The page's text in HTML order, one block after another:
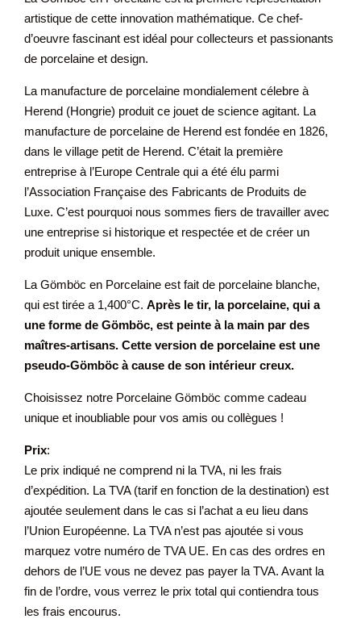
artistique de cette innovation mathématique. Ce chef-
d’oeuvre fascinant est idéal pour collecteurs et passionants
de porcelaine et design.
La manufacture de porcelaine mondialement célebre à
Herend (Hongrie) produit ce jouet de science agitant. La
manufacture de porcelaine de Herend est fondée en 1826,
dans le village petit de Herend. C’était la première
entreprise à l’Europe Centrale qui a été élu parmi
l’Association Française des Fabricants de Produits de
Luxe. C’est pourquoi nous sommes fiers de travailler avec
une entreprise si historique et respectée et de créer un
produit unique ensemble.
La Gömböc en Porcelaine est fait de porcelaine blanche,
qui est tirée a 1,400°C. Après le tir, la porcelaine, qui a
une forme de Gömböc, est peinte à la main par des
maîtres-artisans. Cette version de porcelaine est une
pseudo-Gömböc à cause de son intérieur creux.
Choisissez notre Porcelaine Gömböc comme cadeau
unique et inoubliable pour vos amis ou collègues !
Prix:
Le prix indiqué ne comprend ni la TVA, ni les frais
d’expédition. La TVA (tarif en fonction de la destination) est
ajoutée seulement dans le cas si l’achat a eu lieu dans
l’Union Européenne. La TVA n’est pas ajoutée si vous
marquez votre numéro de TVA UE. En cas des ordres en
dehors de l’UE vous ne devez pas payer la TVA. Avant la
fin de l’ordre, vous verrez le prix total qui contiendra tous
les frais encourus.